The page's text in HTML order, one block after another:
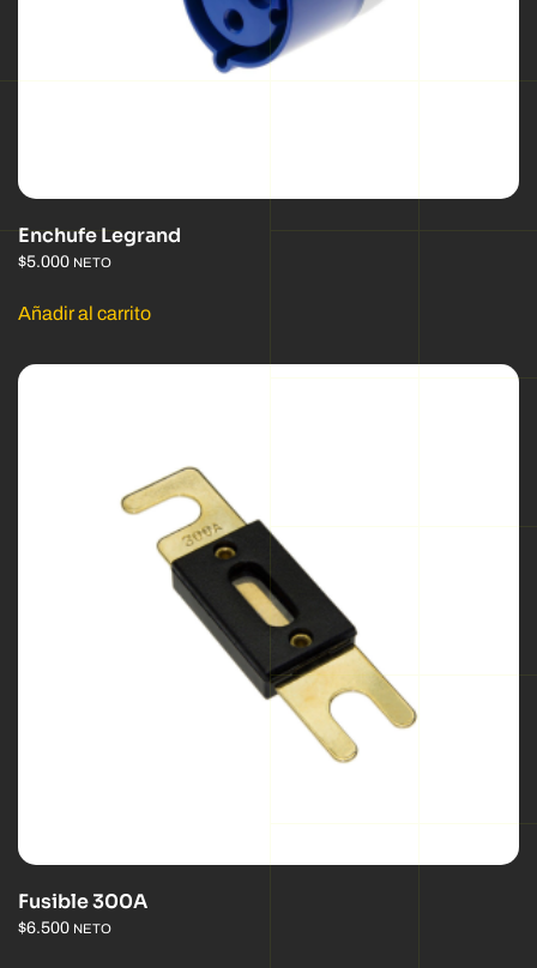
Enchufe Legrand
$5.000 NETO
Añadir al carrito
Fusible 300A
$6.500 NETO